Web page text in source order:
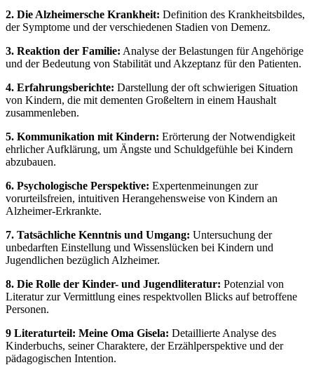
2. Die Alzheimersche Krankheit: Definition des Krankheitsbildes,
der Symptome und der verschiedenen Stadien von Demenz.
3. Reaktion der Familie: Analyse der Belastungen für Angehörige
und der Bedeutung von Stabilität und Akzeptanz für den Patienten.
4. Erfahrungsberichte: Darstellung der oft schwierigen Situation
von Kindern, die mit dementen Großeltern in einem Haushalt
zusammenleben.
5. Kommunikation mit Kindern: Erörterung der Notwendigkeit
ehrlicher Aufklärung, um Ängste und Schuldgefühle bei Kindern
abzubauen.
6. Psychologische Perspektive: Expertenmeinungen zur
vorurteilsfreien, intuitiven Herangehensweise von Kindern an
Alzheimer-Erkrankte.
7. Tatsächliche Kenntnis und Umgang: Untersuchung der
unbedarften Einstellung und Wissenslücken bei Kindern und
Jugendlichen bezüglich Alzheimer.
8. Die Rolle der Kinder- und Jugendliteratur: Potenzial von
Literatur zur Vermittlung eines respektvollen Blicks auf betroffene
Personen.
9 Literaturteil: Meine Oma Gisela: Detaillierte Analyse des
Kinderbuchs, seiner Charaktere, der Erzählperspektive und der
pädagogischen Intention.